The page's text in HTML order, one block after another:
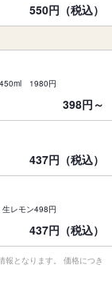
550円（税込）
1980円
398円～
437円（税込）
生レモン498円
437円（税込）
となります。 価格につき